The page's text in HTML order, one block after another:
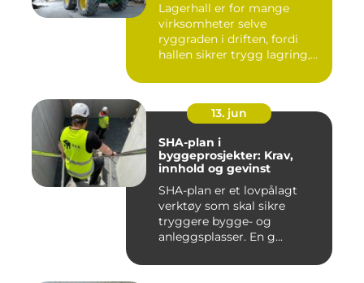
Lagerhall er for mange
virksomheter selve
ryggraden i driften, fordi
hallen sikrer trygg lagring,
13. jun
SHA-plan i
byggeprosjekter: Krav,
innhold og gevinst
SHA-plan er et lovpålagt
verktøy som skal sikre
tryggere bygge- og
anleggsplasser. En g...